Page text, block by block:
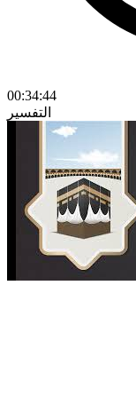
00:34:44
التفسير